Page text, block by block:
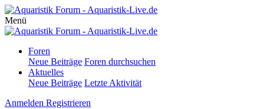
Menü
Foren
Neue Beiträge Foren durchsuchen
Aktuelles
Neue Beiträge Letzte Aktivität
Anmelden Registrieren